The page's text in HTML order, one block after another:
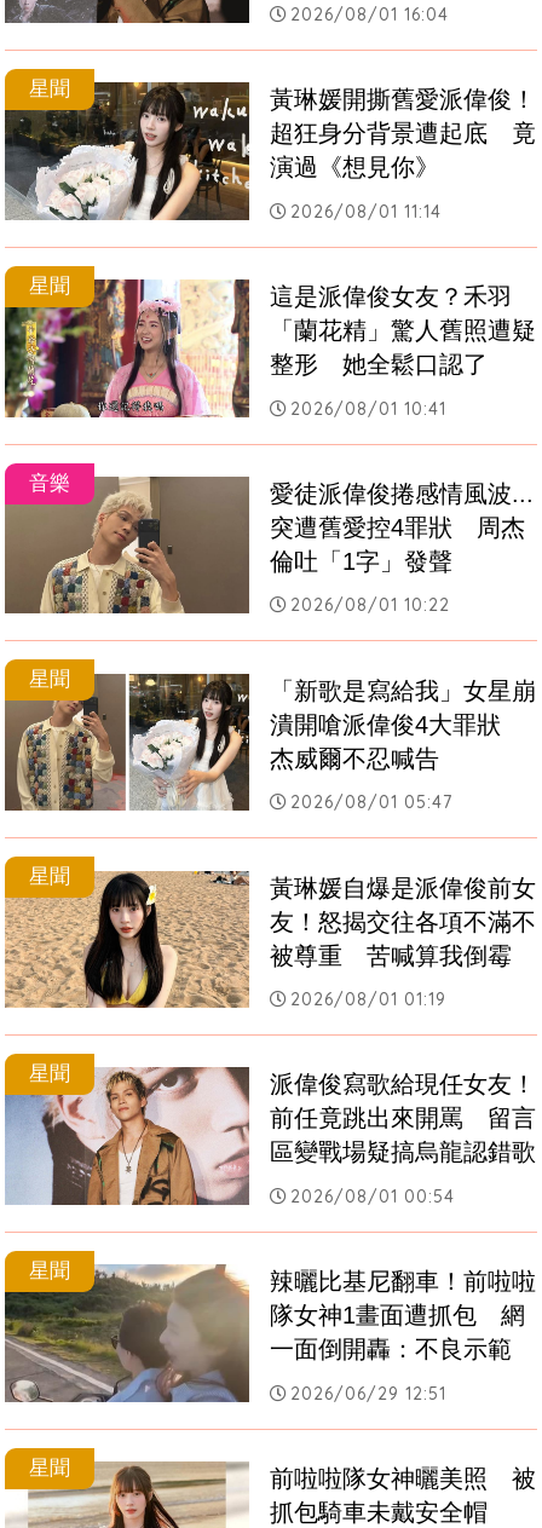
2026/08/01 16:04
星聞
黃琳媛開撕舊愛派偉俊！
超狂身分背景遭起底　竟
演過《想見你》
2026/08/01 11:14
星聞
這是派偉俊女友？禾羽
「蘭花精」驚人舊照遭疑
整形　她全鬆口認了
2026/08/01 10:41
音樂
愛徒派偉俊捲感情風波...
突遭舊愛控4罪狀　周杰
倫吐「1字」發聲
2026/08/01 10:22
星聞
「新歌是寫給我」女星崩
潰開嗆派偉俊4大罪狀
杰威爾不忍喊告
2026/08/01 05:47
星聞
黃琳媛自爆是派偉俊前女
友！怒揭交往各項不滿不
被尊重　苦喊算我倒霉
2026/08/01 01:19
星聞
派偉俊寫歌給現任女友！
前任竟跳出來開罵　留言
區變戰場疑搞烏龍認錯歌
2026/08/01 00:54
星聞
辣曬比基尼翻車！前啦啦
隊女神1畫面遭抓包　網
一面倒開轟：不良示範
2026/06/29 12:51
星聞
前啦啦隊女神曬美照　被
抓包騎車未戴安全帽